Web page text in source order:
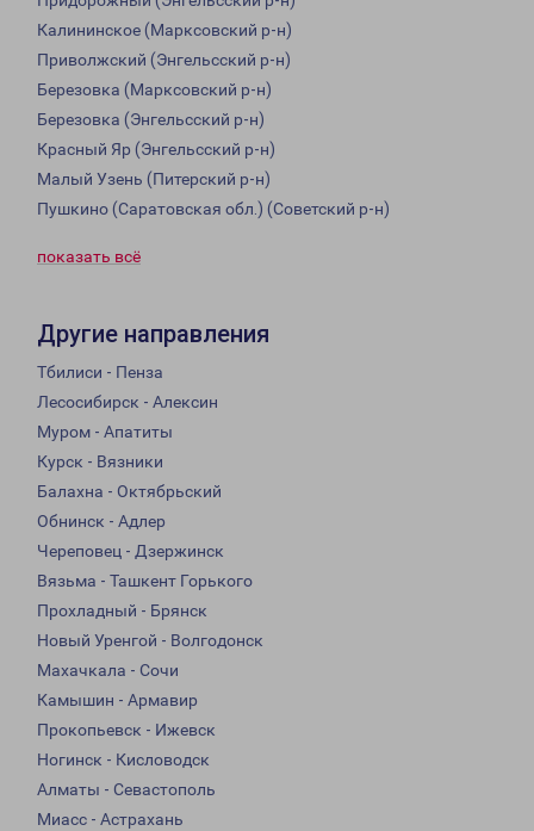
Калининское (Марксовский р-н)
Приволжский (Энгельсский р-н)
Березовка (Марксовский р-н)
Березовка (Энгельсский р-н)
Красный Яр (Энгельсский р-н)
Малый Узень (Питерский р-н)
Пушкино (Саратовская обл.) (Советский р-н)
показать всё
Другие направления
Тбилиси - Пенза
Лесосибирск - Алексин
Муром - Апатиты
Курск - Вязники
Балахна - Октябрьский
Обнинск - Адлер
Череповец - Дзержинск
Вязьма - Ташкент Горького
Прохладный - Брянск
Новый Уренгой - Волгодонск
Махачкала - Сочи
Камышин - Армавир
Прокопьевск - Ижевск
Ногинск - Кисловодск
Алматы - Севастополь
Миасс - Астрахань